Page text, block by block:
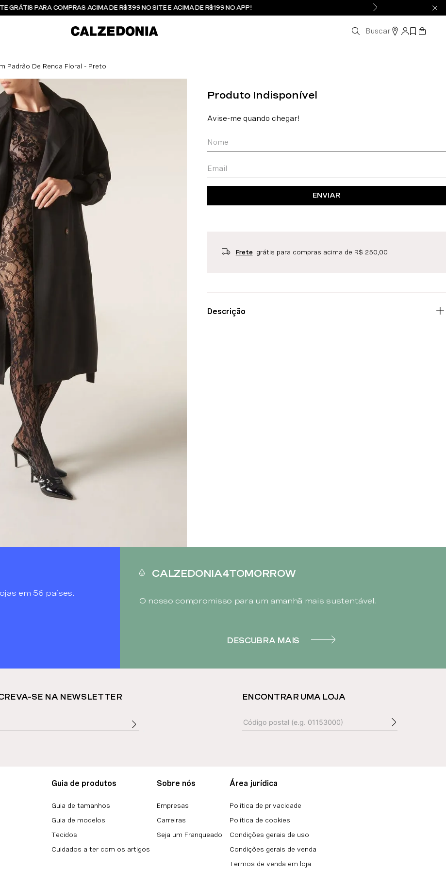
GRÁTIS PARA COMPRAS ACIMA DE R$399 NO SITE E ACIMA DE R$199 NO APP!
Buscar
Padrão De Renda Floral - Preto
ENVIAR
Frete grátis para compras acima de R$ 250,00
Descrição
em 56 países.
CALZEDONIA4TOMORROW
O nosso compromisso para um amanhã mais sustentável.
DESCUBRA MAIS
SE NA NEWSLETTER ENCONTRAR UMA LOJA
Guia de produtos
Guia de tamanhos
Guia de modelos
Tecidos
Cuidados a ter com os artigos
Sobre nós
Empresas
Carreiras
Seja um Franqueado
Área jurídica
Política de privacidade
Política de cookies
Condições gerais de uso
Condições gerais de venda
Termos de venda em loja